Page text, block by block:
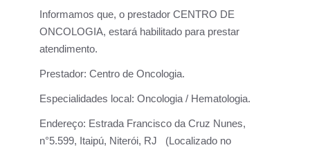
Informamos que, o prestador CENTRO DE
ONCOLOGIA, estará habilitado para prestar
atendimento.
Prestador: Centro de Oncologia.
Especialidades local: Oncologia / Hematologia.
Endereço: Estrada Francisco da Cruz Nunes,
n°5.599, Itaipú, Niterói, RJ (Localizado no